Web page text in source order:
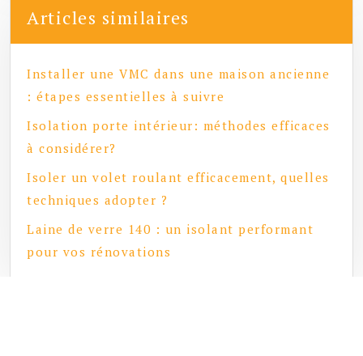
Articles similaires
Installer une VMC dans une maison ancienne
: étapes essentielles à suivre
Isolation porte intérieur: méthodes efficaces
à considérer?
Isoler un volet roulant efficacement, quelles
techniques adopter ?
Laine de verre 140 : un isolant performant
pour vos rénovations